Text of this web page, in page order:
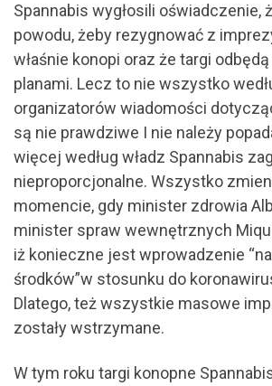
Spannabis wygłosili oświadczenie,
powodu, żeby rezygnować z
właśnie konopi oraz że targi
planami. Lecz to nie wszystko
organizatorów wiadomości
są nie prawdziwe I nie należy
więcej według władz Spannabis
nieproporcjonalne. Wszystko
momencie, gdy minister zdrowia
minister spraw wewnętrznych
iż konieczne jest wprowadzenie
środków”w stosunku do
Dlatego, też wszystkie masowe
zostały wstrzymane.
W tym roku targi konopne